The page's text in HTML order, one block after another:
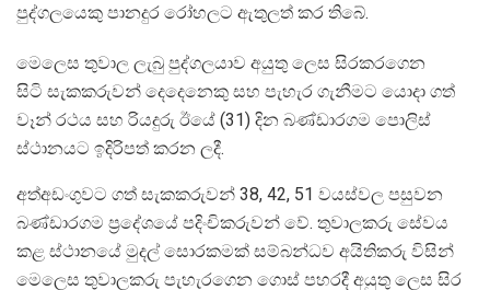
පුද්ගලයෙකු පානදුර රෝහලට ඇතුලත් කර තිබේ.
මෙලෙස තුවාල ලැබු පුද්ගලයාව අයුතු ලෙස සිරකරගෙන
සිටි සැකකරුවන් දෙදෙනෙකු සහ පැහැර ගැනීමට යොදා ගත්
වෑන් රථය සහ රියදුරු ඊයේ (31) දින බණ්ඩාරගම පොලිස්
ස්ථානයට ඉදිරිපත් කරන ලදී.
අත්අඩංගුවට ගත් සැකකරුවන් 38, 42, 51 වයස්වල පසුවන
බණ්ඩාරගම ප්‍රදේශයේ පදිංචිකරුවන් වේ. තුවාලකරු සේවය
කළ ස්ථානයේ මුදල් සොරකමක් සම්බන්ධව අයිතිකරු විසින්
මෙලෙස තුවාලකරු පැහැරගෙන ගොස් පහරදී අයුතු ලෙස සිර